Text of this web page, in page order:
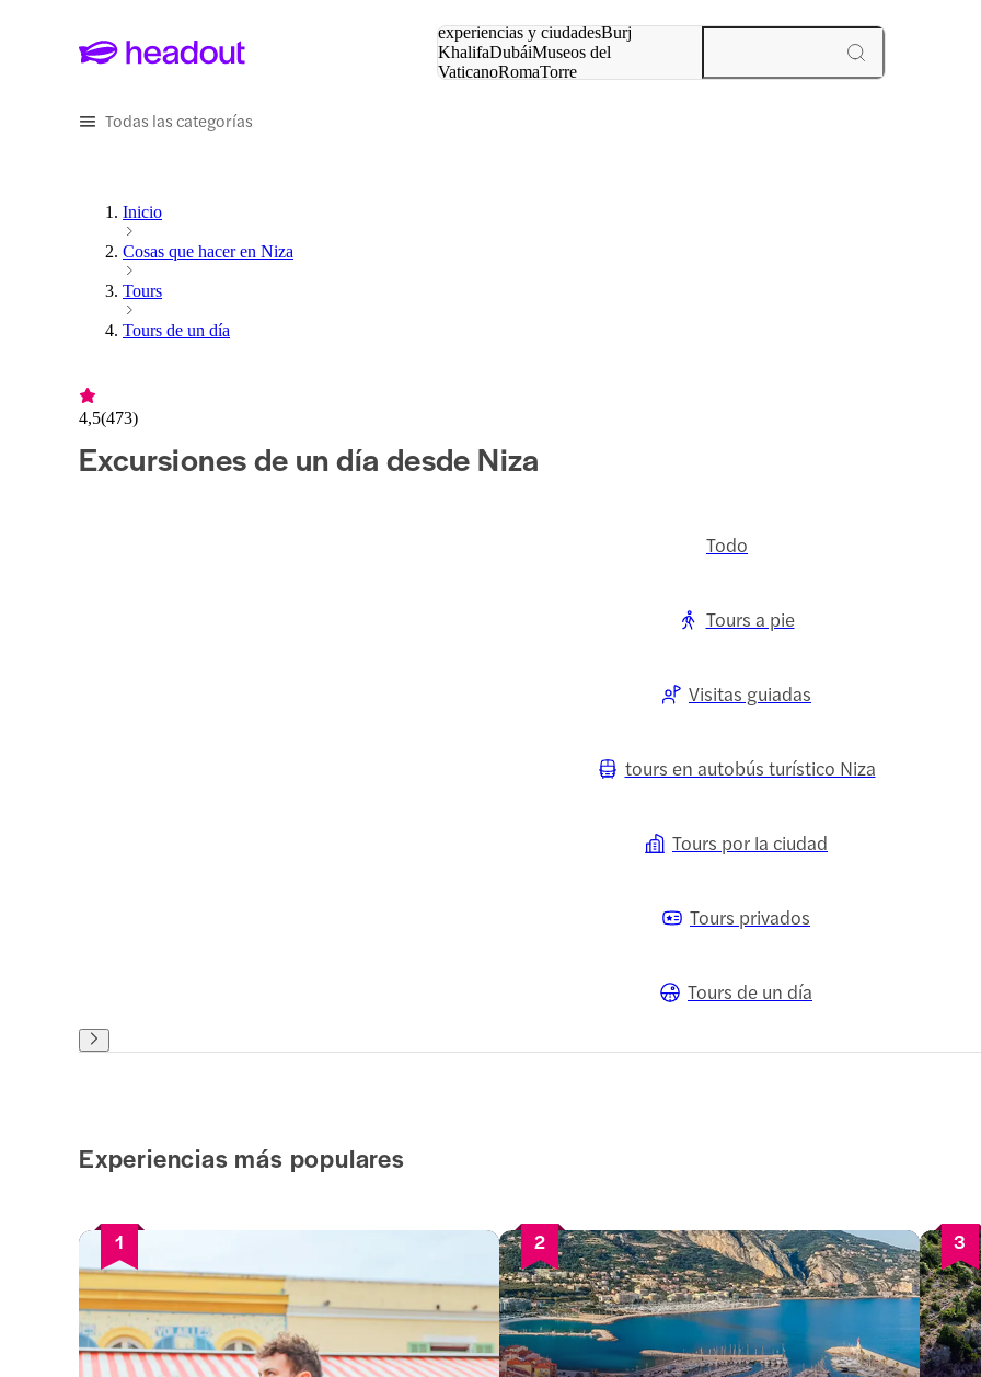
experiencias y ciudadesBurj
KhalifaDubáiMuseos del
VaticanoRomaTorre
Todas las categorías
Inicio
Cosas que hacer en Niza
Tours
Tours de un día
4,5(473)
Excursiones de un día desde Niza
Todo
Tours a pie
Visitas guiadas
tours en autobús turístico Niza
Tours por la ciudad
Tours privados
Tours de un día
Experiencias más populares
1 2 3